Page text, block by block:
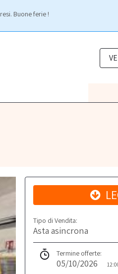
Buone ferie !
Tipo di Vendita:
Asta asincrona
Termine offerte:
05/10/2026